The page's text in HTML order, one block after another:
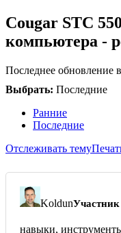
Cougar STC
компьютера -
Последнее обновление в
Выбрать: Последние
Ранние
Последние
Отслеживать тему
KoldunУчастник
навыки,